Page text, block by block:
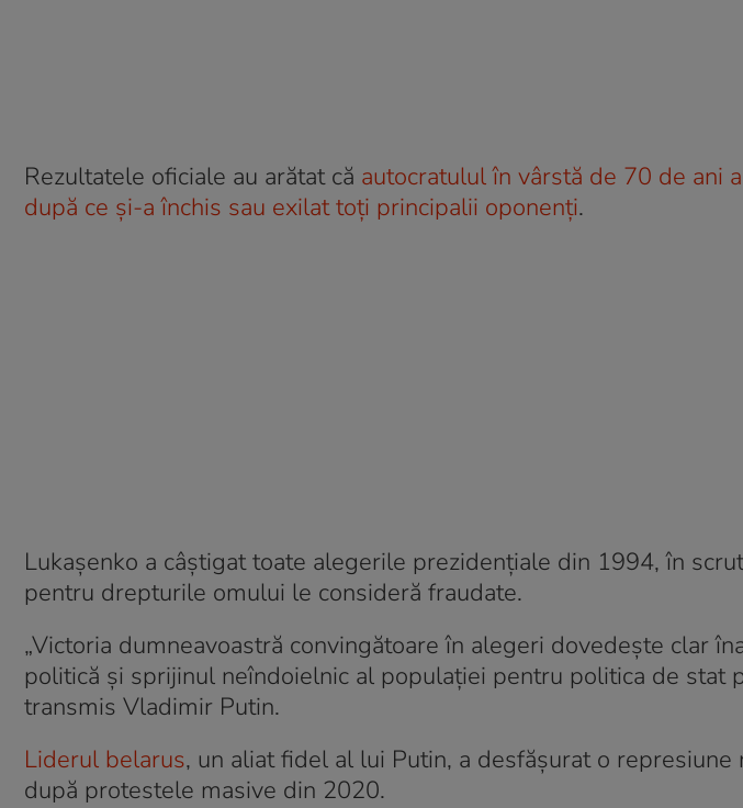
Rezultatele oficiale au arătat că autocratulul în vârstă de 70 de ani
după ce și-a închis sau exilat toți principalii oponenți.
Lukașenko a câștigat toate alegerile prezidențiale din 1994, în
pentru drepturile omului le consideră fraudate.
„Victoria dumneavoastră convingătoare în alegeri dovedește clar
politică și sprijinul neîndoielnic al populației pentru politica de stat
transmis Vladimir Putin.
Liderul belarus, un aliat fidel al lui Putin, a desfășurat o
după protestele masive din 2020.